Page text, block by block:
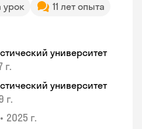
урок
11 лет опыта
университет
г.
университет
г.
• 2025 г.